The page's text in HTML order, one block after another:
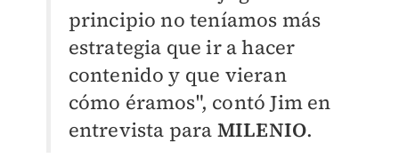
principio no teníamos más
estrategia que ir a hacer
contenido y que vieran
cómo éramos", contó Jim en
entrevista para MILENIO.